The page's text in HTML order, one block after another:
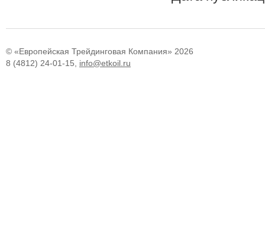
© «Европейская Трейдинговая Компания» 2026
8 (4812) 24-01-15, info@etkoil.ru